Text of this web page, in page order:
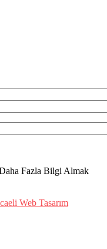
Fazla Bilgi Almak
Web Tasarım